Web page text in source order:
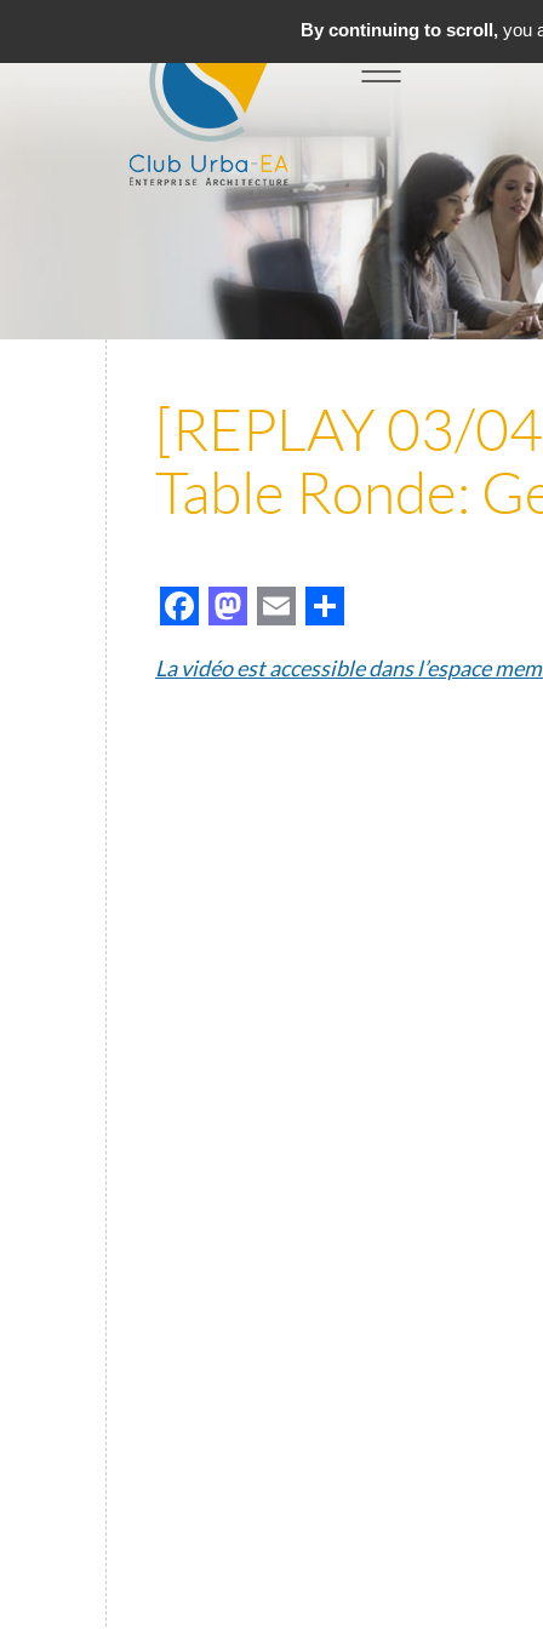
Toggle
navigation
[REPLAY 03/
Table Ronde:
Facebook
Mastodon
Email
La vidéo est accessible dans l’espace
By continuing to scroll,you